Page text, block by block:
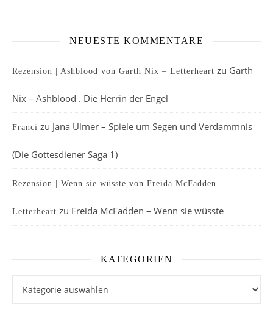
NEUESTE KOMMENTARE
Rezension | Ashblood von Garth Nix – Letterheart zu Garth
Nix – Ashblood . Die Herrin der Engel
Franci zu Jana Ulmer – Spiele um Segen und Verdammnis
(Die Gottesdiener Saga 1)
Rezension | Wenn sie wüsste von Freida McFadden –
Letterheart zu Freida McFadden – Wenn sie wüsste
KATEGORIEN